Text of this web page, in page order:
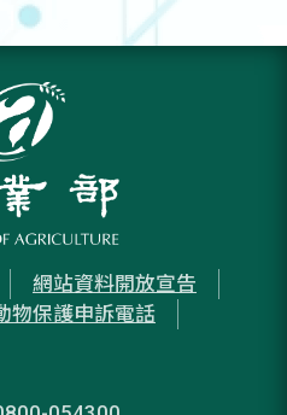
網站資料開放宣告
物保護申訴電話